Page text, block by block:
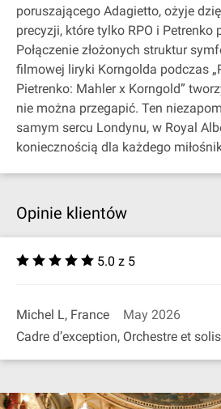
poruszającego Adagietto, ożyje
precyzji, które tylko RPO i Petrenko
Połączenie złożonych struktur
filmowej liryki Korngolda podczas
Pietrenko: Mahler x Korngold”
nie można przegapić. Ten
samym sercu Londynu, w Royal
koniecznością dla każdego
Opinie klientów
5.0 z 5
Michel L, France
May 2026
Cadre d’exception, Orchestre et